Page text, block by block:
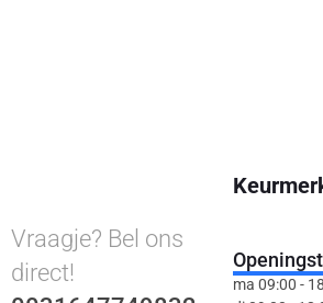
Vraagje? Bel ons
direct!
ma 09:00 -